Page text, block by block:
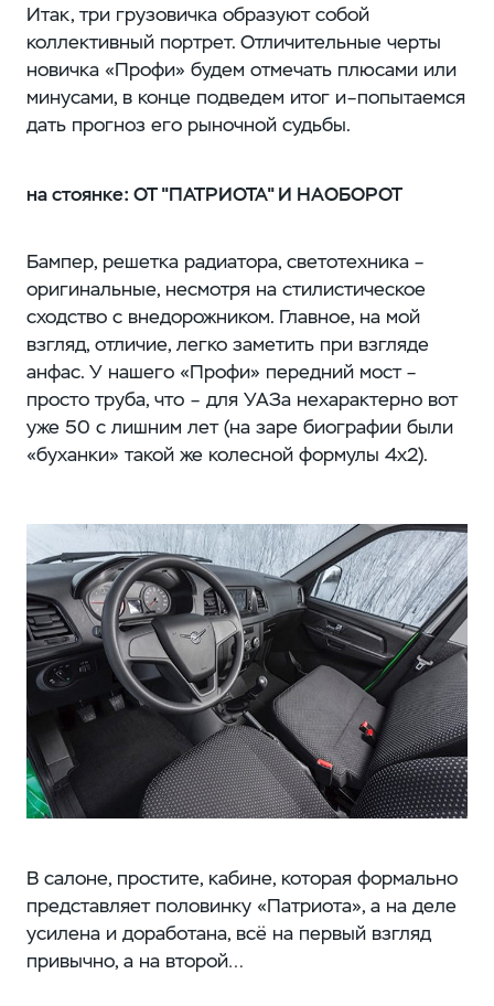
Итак, три грузовичка образуют собой
коллективный портрет. Отличительные черты
новичка «Профи» будем отмечать плюсами или
минусами, в конце подведем итог и–попытаемся
дать прогноз его рыночной судьбы.
на стоянке: ОТ "ПАТРИОТА" И НАОБОРОТ
Бампер, решетка радиатора, светотехника –
оригинальные, несмотря на стилистическое
сходство с внедорожником. Главное, на мой
взгляд, отличие, легко заметить при взгляде
анфас. У нашего «Профи» передний мост –
просто труба, что – для УАЗа нехарактерно вот
уже 50 с лишним лет (на заре биографии были
«буханки» такой же колесной формулы 4х2).
В салоне, простите, кабине, которая формально
представляет половинку «Патриота», а на деле
усилена и доработана, всё на первый взгляд
привычно, а на второй…